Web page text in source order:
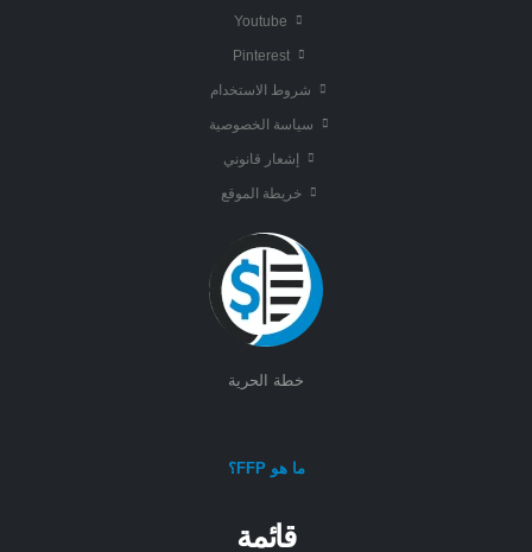
Youtube
Pinterest
شروط الاستخدام
سياسة الخصوصية
إشعار قانوني
خريطة الموقع
خطة الحرية
ما هو FFP؟
قائمة